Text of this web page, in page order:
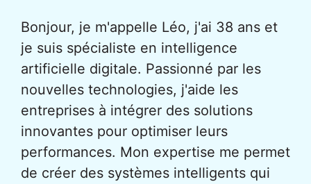
Bonjour, je m'appelle Léo, j'ai 38 ans et
je suis spécialiste en intelligence
artificielle digitale. Passionné par les
nouvelles technologies, j'aide les
entreprises à intégrer des solutions
innovantes pour optimiser leurs
performances. Mon expertise me permet
de créer des systèmes intelligents qui